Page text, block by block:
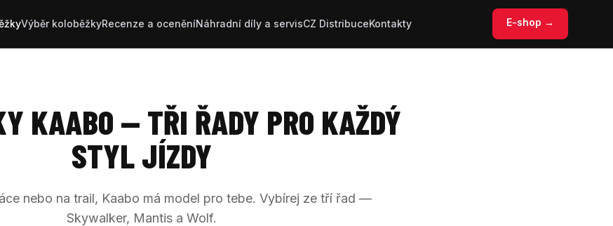
Výběr koloběžkyRecenze a oceněníNáhradní díly a servisCZ DistribuceKontakty E-shop →
KAABO — TŘI ŘADY PRO KAŽDÝ
STYL JÍZDY
nebo na trail, Kaabo má model pro tebe. Vybírej ze tří řad —
Skywalker, Mantis a Wolf.